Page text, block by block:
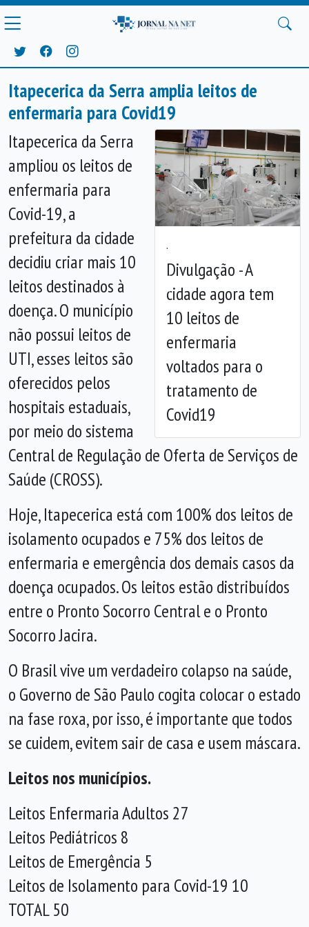
Itapecerica da Serra amplia leitos de
enfermaria para Covid19
.
Divulgação - A
cidade agora tem
10 leitos de
enfermaria
voltados para o
tratamento de
Covid19
Anterior
Itapecerica da Serra
ampliou os leitos de
enfermaria para
Covid-19, a
prefeitura da cidade
decidiu criar mais 10
leitos destinados à
doença. O município
não possui leitos de
UTI, esses leitos são
oferecidos pelos
hospitais estaduais,
por meio do sistema
Central de Regulação de Oferta de Serviços de
Saúde (CROSS).
Hoje, Itapecerica está com 100% dos leitos de
isolamento ocupados e 75% dos leitos de
enfermaria e emergência dos demais casos da
doença ocupados. Os leitos estão distribuídos
entre o Pronto Socorro Central e o Pronto
Socorro Jacira.
O Brasil vive um verdadeiro colapso na saúde,
o Governo de São Paulo cogita colocar o estado
na fase roxa, por isso, é importante que todos
se cuidem, evitem sair de casa e usem máscara.
Leitos nos municípios.
Leitos Enfermaria Adultos 27
Leitos Pediátricos 8
Leitos de Emergência 5
Leitos de Isolamento para Covid-19 10
TOTAL 50